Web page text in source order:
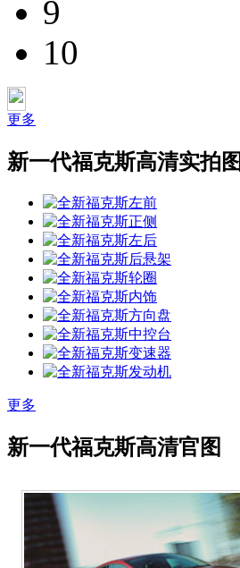
9
10
更多
新一代福克斯高清实拍图
左前
正侧
左后
后悬架
轮圈
内饰
方向盘
中控台
变速器
发动机
更多
新一代福克斯高清官图